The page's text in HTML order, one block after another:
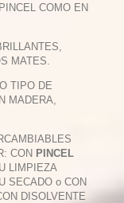
COMO EN
MATES.
TIPO DE
MADERA,
CON PINCEL
LIMPIEZA
SECADO o CON
DISOLVENTE